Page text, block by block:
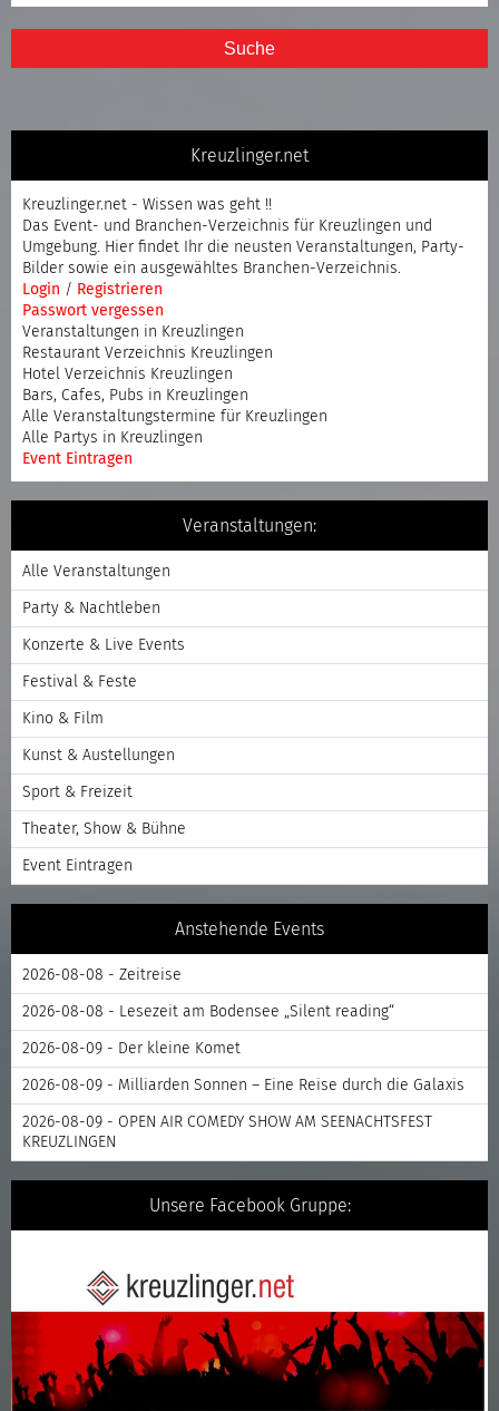
Suche
Kreuzlinger.net
Kreuzlinger.net - Wissen was geht !!
Das Event- und Branchen-Verzeichnis für Kreuzlingen und
Umgebung. Hier findet Ihr die neusten Veranstaltungen, Party-
Bilder sowie ein ausgewähltes Branchen-Verzeichnis.
Login / Registrieren
Passwort vergessen
Veranstaltungen in Kreuzlingen
Restaurant Verzeichnis Kreuzlingen
Hotel Verzeichnis Kreuzlingen
Bars, Cafes, Pubs in Kreuzlingen
Alle Veranstaltungstermine für Kreuzlingen
Alle Partys in Kreuzlingen
Event Eintragen
Veranstaltungen:
Alle Veranstaltungen
Party & Nachtleben
Konzerte & Live Events
Festival & Feste
Kino & Film
Kunst & Austellungen
Sport & Freizeit
Theater, Show & Bühne
Event Eintragen
Anstehende Events
2026-08-08 - Zeitreise
2026-08-08 - Lesezeit am Bodensee „Silent reading“
2026-08-09 - Der kleine Komet
2026-08-09 - Milliarden Sonnen – Eine Reise durch die Galaxis
2026-08-09 - OPEN AIR COMEDY SHOW AM SEENACHTSFEST
KREUZLINGEN
Unsere Facebook Gruppe: